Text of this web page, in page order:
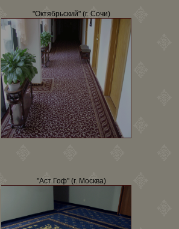
"Октябрьский" (г. Сочи)
"Аст Гоф" (г. Москва)